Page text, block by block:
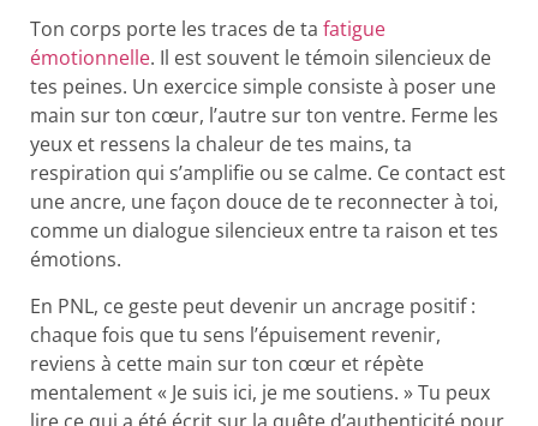
Ton corps porte les traces de ta fatigue
émotionnelle. Il est souvent le témoin silencieux de
tes peines. Un exercice simple consiste à poser une
main sur ton cœur, l’autre sur ton ventre. Ferme les
yeux et ressens la chaleur de tes mains, ta
respiration qui s’amplifie ou se calme. Ce contact est
une ancre, une façon douce de te reconnecter à toi,
comme un dialogue silencieux entre ta raison et tes
émotions.
En PNL, ce geste peut devenir un ancrage positif :
chaque fois que tu sens l’épuisement revenir,
reviens à cette main sur ton cœur et répète
mentalement « Je suis ici, je me soutiens. » Tu peux